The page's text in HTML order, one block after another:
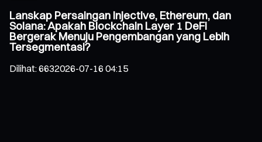
Lanskap Persaingan Injective, Ethereum, dan
Solana: Apakah Blockchain Layer 1 DeFi
Bergerak Menuju Pengembangan yang Lebih
Tersegmentasi?
Dilihat:6632026-07-16 04:15